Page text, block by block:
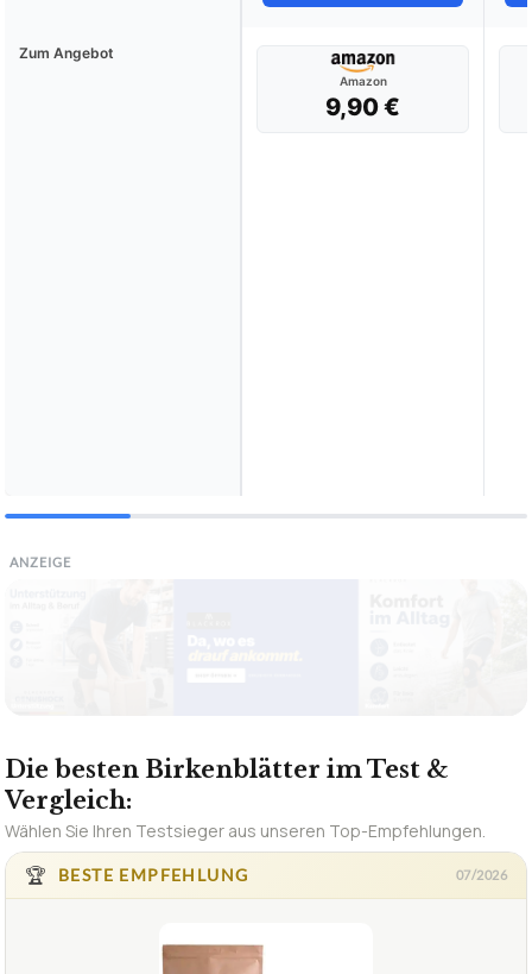
Zum Angebot
Amazon
9,90 €
ANZEIGE